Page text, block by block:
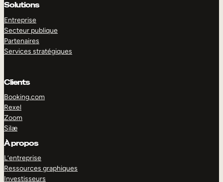
Solutions
Entreprise
Secteur publique
Partenaires
Services stratégiques
Clients
Booking.com
Rexel
Zoom
Silæ
À propos
L’entreprise
Ressources graphiques
Investisseurs